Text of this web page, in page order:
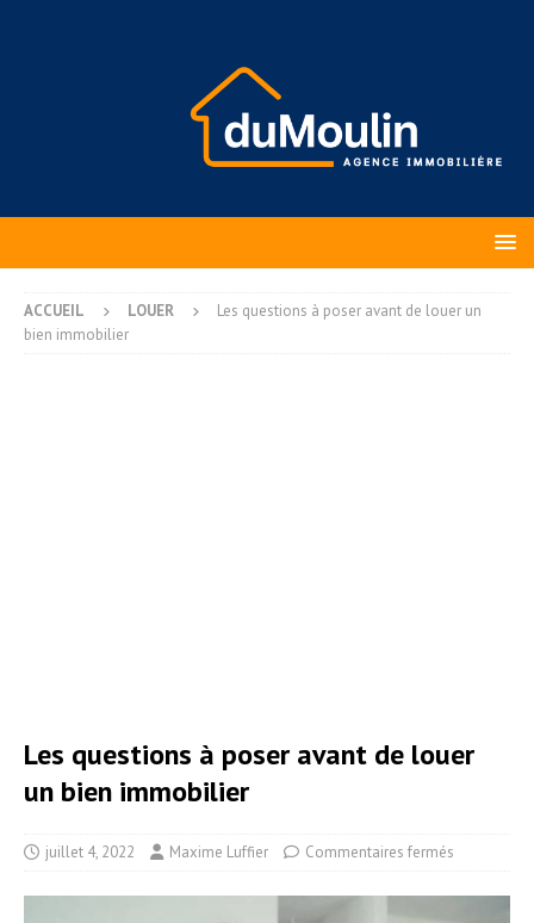
ACCUEIL LOUER
Les questions à poser avant de louer un
bien immobilier
Les questions à poser avant de louer
un bien immobilier
juillet 4, 2022 Maxime Luffier Commentaires fermés